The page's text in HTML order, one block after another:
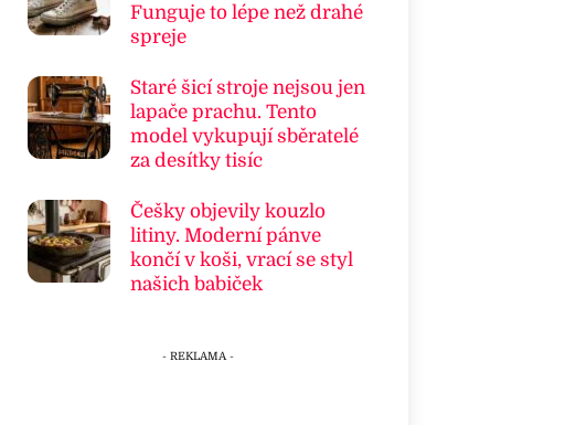
Funguje to lépe než drahé
spreje
Staré šicí stroje nejsou jen
lapače prachu. Tento
model vykupují sběratelé
za desítky tisíc
Češky objevily kouzlo
litiny. Moderní pánve
končí v koši, vrací se styl
našich babiček